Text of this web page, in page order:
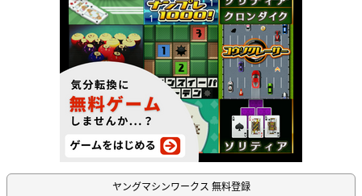
ヤングマシンワークス 無料登録